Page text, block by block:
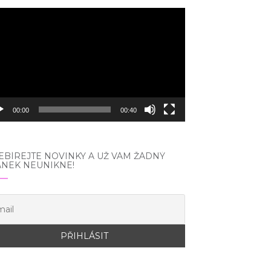
00:00 00:40
NOVINKY A UŽ VÁM ŽÁDNÝ
NEUNIKNE!